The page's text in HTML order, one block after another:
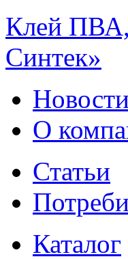
Клей ПВА,
Синтек»
Новости
О
Статьи
Каталог